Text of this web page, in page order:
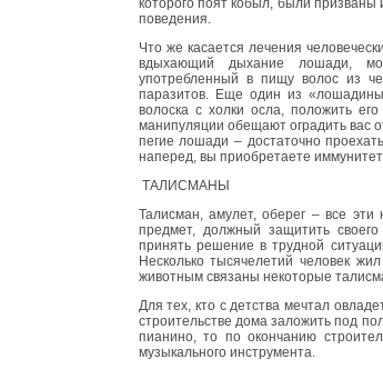
которого поят кобыл, были призваны
поведения.
Что же касается лечения
вдыхающий дыхание лошади,
употребленный в пищу волос из
паразитов. Еще один из
волоска с холки осла, положить
манипуляции обещают оградить вас
пегие лошади – достаточно
наперед, вы приобретаете
ТАЛИСМАНЫ
Талисман, амулет, оберег – все эти
предмет, должный защитить
принять решение в трудной
Несколько тысячелетий человек
животным связаны некоторые
Для тех, кто с детства мечтал
строительстве дома заложить под
пианино, то по окончанию
музыкального инструмента.